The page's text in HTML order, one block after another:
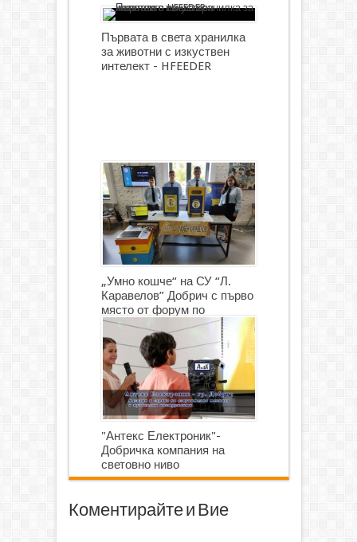
Първата в света хранилка
за животни с изкуствен
интелект - HFEEDER
„Умно кошче“ на СУ “Л.
Каравелов” Добрич с първо
място от форум по
роботика
"Антекс Електроник"-
Добричка компания на
световно ниво
Коментирайте и Вие